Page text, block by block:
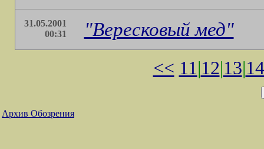
31.05.2001
00:31
"Вересковый мед"
<< 11|12|13|14
Архив Обозрения